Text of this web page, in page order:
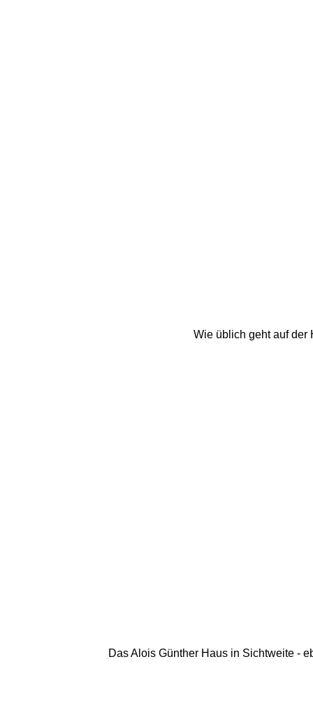
Wie üblich geht auf der
Das Alois Günther Haus in Sichtweite -